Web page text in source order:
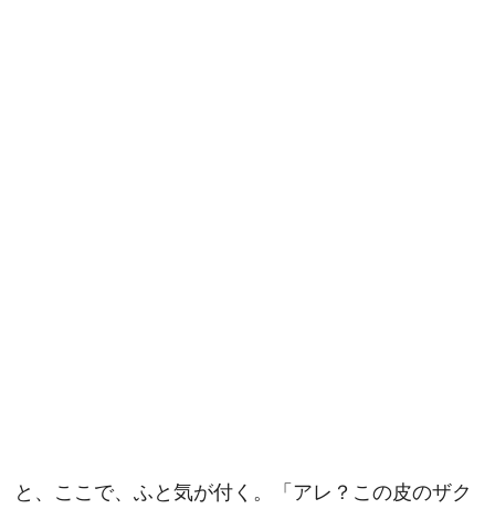
と、ここで、ふと気が付く。「アレ？この皮のザク